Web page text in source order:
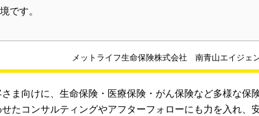
です。
メットライフ生命保険株式会社 南青山エイジェ
ま向けに、生命保険・医療保険・がん保険など多様な保
たコンサルティングやアフターフォローにも力を入れ、